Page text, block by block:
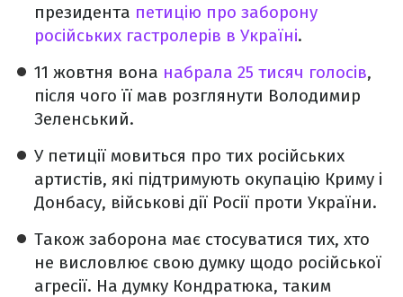
президента петицію про заборону
російських гастролерів в Україні.
11 жовтня вона набрала 25 тисяч голосів,
після чого її мав розглянути Володимир
Зеленський.
У петиції мовиться про тих російських
артистів, які підтримують окупацію Криму і
Донбасу, військові дії Росії проти України.
Також заборона має стосуватися тих, хто
не висловлює свою думку щодо російської
агресії. На думку Кондратюка, таким